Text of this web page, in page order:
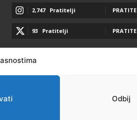
Odbij
2,747 Pratitelji PRATITE
93 Pratitelji PRATITE